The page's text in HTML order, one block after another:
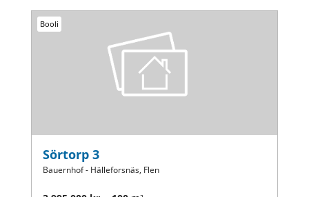
Booli
Sörtorp 3
Bauernhof - Hälleforsnäs, Flen